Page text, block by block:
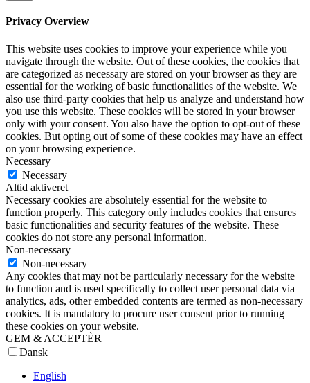
Privacy Overview
This website uses cookies to improve your experience while you
navigate through the website. Out of these cookies, the cookies that
are categorized as necessary are stored on your browser as they are
essential for the working of basic functionalities of the website. We
also use third-party cookies that help us analyze and understand how
you use this website. These cookies will be stored in your browser
only with your consent. You also have the option to opt-out of these
cookies. But opting out of some of these cookies may have an effect
on your browsing experience.
Necessary
Necessary
Altid aktiveret
Necessary cookies are absolutely essential for the website to
function properly. This category only includes cookies that ensures
basic functionalities and security features of the website. These
cookies do not store any personal information.
Non-necessary
Non-necessary
Any cookies that may not be particularly necessary for the website
to function and is used specifically to collect user personal data via
analytics, ads, other embedded contents are termed as non-necessary
cookies. It is mandatory to procure user consent prior to running
these cookies on your website.
GEM & ACCEPTÈR
Dansk
English